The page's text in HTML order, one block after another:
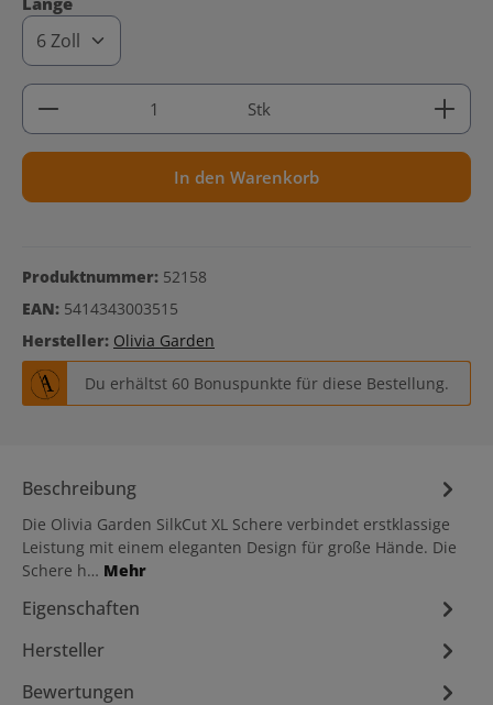
Produkt Anzahl: Gib den gewünschten Wert ein
Stk
In den Warenkorb
Produktnummer: 52158
EAN: 5414343003515
Hersteller: Olivia Garden
Du erhältst 60 Bonuspunkte für diese Bestellung.
Beschreibung
Die Olivia Garden SilkCut XL Schere verbindet erstklassige
Leistung mit einem eleganten Design für große Hände. Die
Schere h… Mehr
Eigenschaften
Hersteller
Bewertungen